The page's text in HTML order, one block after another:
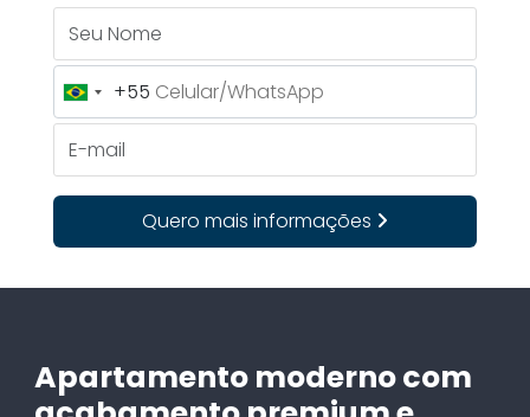
Brazil
+55
+55
Quero mais informações
Apartamento moderno com